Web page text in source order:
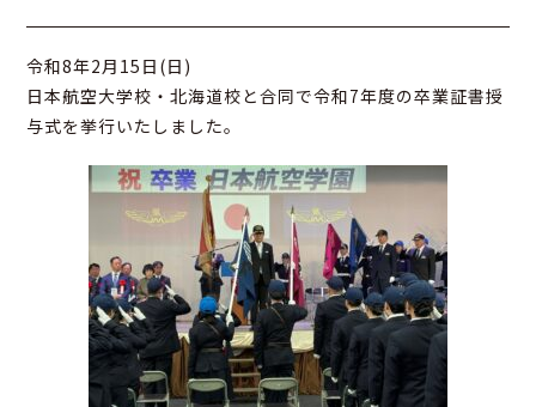
令和8年2月15日(日)
日本航空大学校・北海道校と合同で令和7年度の卒業証書授
与式を挙行いたしました。